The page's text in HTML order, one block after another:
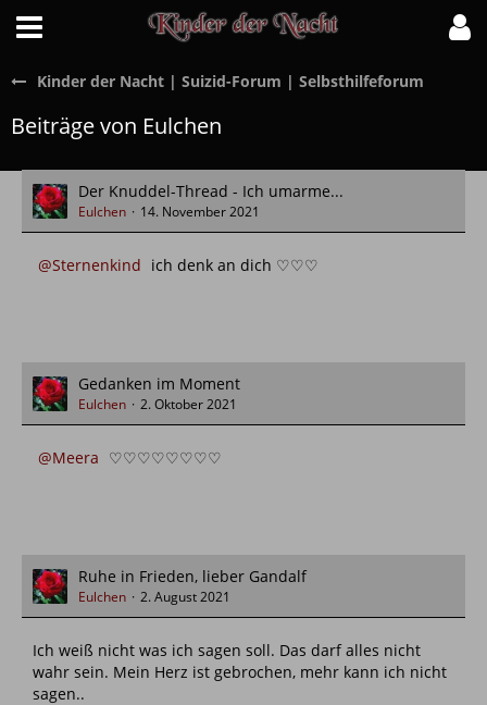
Kinder der Nacht | Suizid-Forum | Selbsthilfeforum
Beiträge von Eulchen
Der Knuddel-Thread - Ich umarme...
Eulchen 14. November 2021
Sternenkind ich denk an dich ♡♡♡
Gedanken im Moment
Eulchen 2. Oktober 2021
Meera ♡♡♡♡♡♡♡♡
Ruhe in Frieden, lieber Gandalf
Eulchen 2. August 2021
Ich weiß nicht was ich sagen soll. Das darf alles nicht
wahr sein. Mein Herz ist gebrochen, mehr kann ich nicht
sagen..